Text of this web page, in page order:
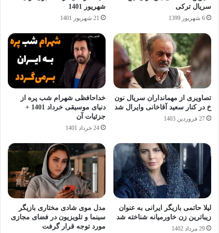
سریال ترکی
6 شهریور 1399
شهریور 1401
21 شهریور 1401
تصاویری از مهمانداران سریال نون
خ در کنار سعید آقاخانی وایرال شد
27 فروردین 1403
خداحافظی شهرام شب پره از
دنیای موسیقی خرداد 1401 +
جزئیات آن
24 خرداد 1401
لیلا حاتمی بازیگر ایرانی به عنوان
زیباترین زن خاورمیانه شناخته شد
29 مرداد 1402
مدل موی شادی مختاری بازیگر
سینما و تلویزیون در فضای مجازی
مورد توجه قرار گرفت